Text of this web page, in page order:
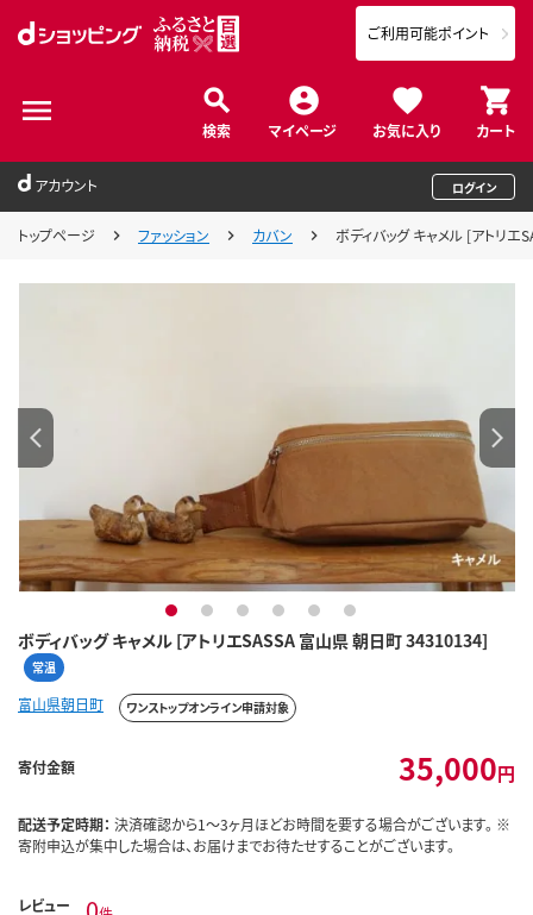
検索 マイページ お気に入り カート
ご利用可能ポイント
アカウント ログイン
トップページ ファッション カバン ボディバッグ キャメル [アトリ
ボディバッグ キャメル [アトリエSASSA 富山県 朝日町 34310134]
常温
1 2 3 4 5 6
富山県朝日町 ワンストップオンライン申請対象
寄付金額 35,000円
配送予定時期： 決済確認から1～3ヶ月ほどお時間を要する場合がございます。 ※
寄附申込が集中した場合は、お届けまでお待たせすることがございます。
レビュー